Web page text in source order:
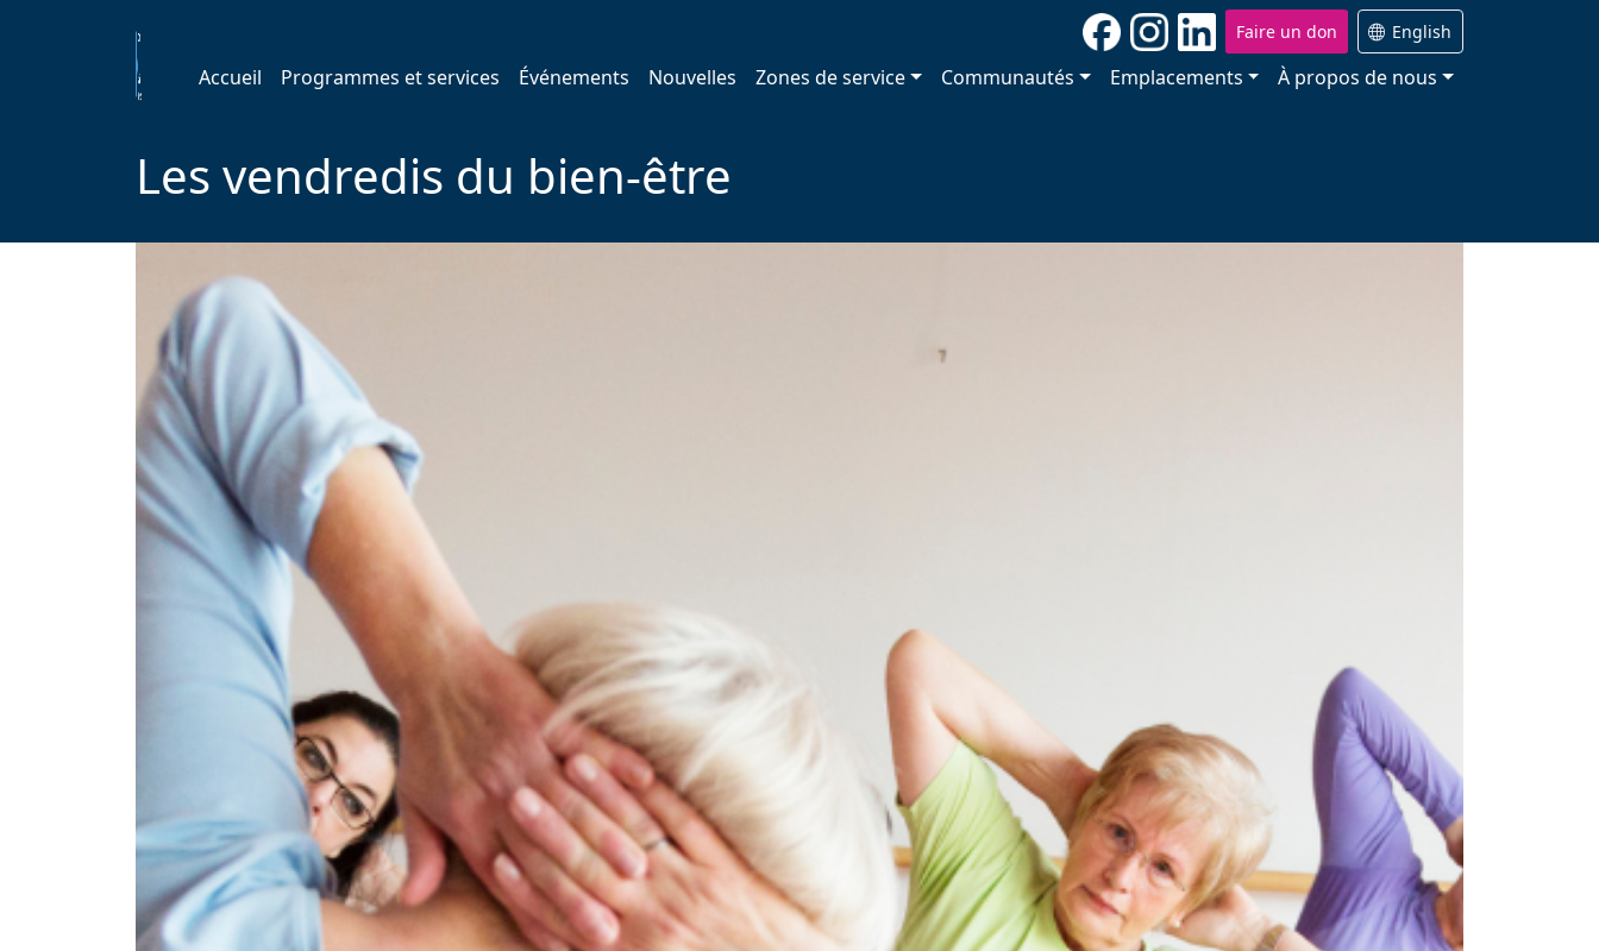
Faire un don English
Accueil Programmes et services Événements Nouvelles Zones de service Communautés Emplacements À propos de nous
Les vendredis du bien-être